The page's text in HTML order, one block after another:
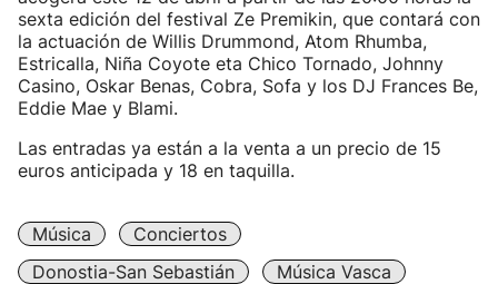
sexta edición del festival Ze Premikin, que contará con
la actuación de Willis Drummond, Atom Rhumba,
Estricalla, Niña Coyote eta Chico Tornado, Johnny
Casino, Oskar Benas, Cobra, Sofa y los DJ Frances Be,
Eddie Mae y Blami.
Las entradas ya están a la venta a un precio de 15
euros anticipada y 18 en taquilla.
Música
Conciertos
Donostia-San Sebastián
Música Vasca